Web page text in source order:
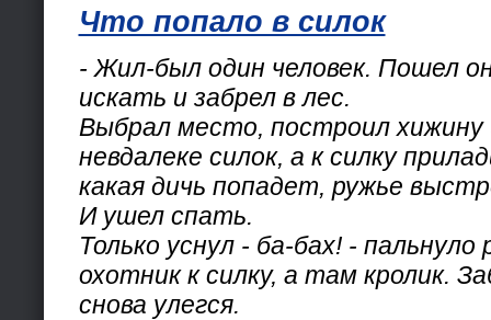
Что попало в силок
- Жил-был один человек. Пошел
искать и забрел в лес.
Выбрал место, построил хижину
невдалеке силок, а к силку
какая дичь попадет, ружье
И ушел спать.
Только уснул - ба-бах! -
охотник к силку, а там кролик.
снова улегся.